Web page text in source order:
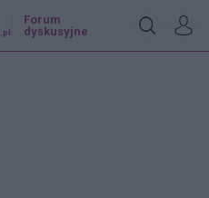
.pl
Forum
dyskusyjne